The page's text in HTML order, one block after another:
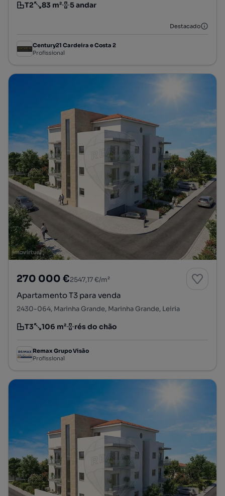
Tipologia
T2
Preço por metro quadrado
83 m²
Andar 5 andar
Destacado
Century21 Cardeira e Costa 2
Profissional
270 000 €2547,17 €/m²
Apartamento T3 para venda
2430-064, Marinha Grande, Marinha Grande, Leiria
Tipologia
T3
Preço por metro quadrado
106 m²
Andar rés do chão
Remax Grupo Visão
Profissional